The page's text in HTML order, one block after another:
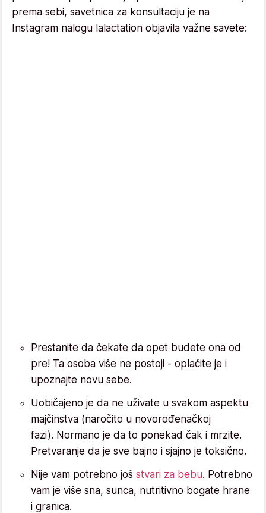
prema sebi, savetnica za konsultaciju je na
Instagram nalogu lalactation objavila važne savete:
Prestanite da čekate da opet budete ona od
pre! Ta osoba više ne postoji - oplačite je i
upoznajte novu sebe.
Uobičajeno je da ne uživate u svakom aspektu
majčinstva (naročito u novorođenačkoj
fazi). Normano je da to ponekad čak i mrzite.
Pretvaranje da je sve bajno i sjajno je toksično.
Nije vam potrebno još stvari za bebu. Potrebno
vam je više sna, sunca, nutritivno bogate hrane
i granica.